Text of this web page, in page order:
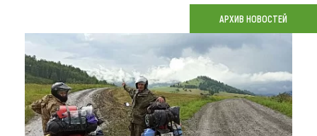
О регионе
Коллекция впечатлений
Другие рубрики
АРХИВ НОВОСТЕЙ